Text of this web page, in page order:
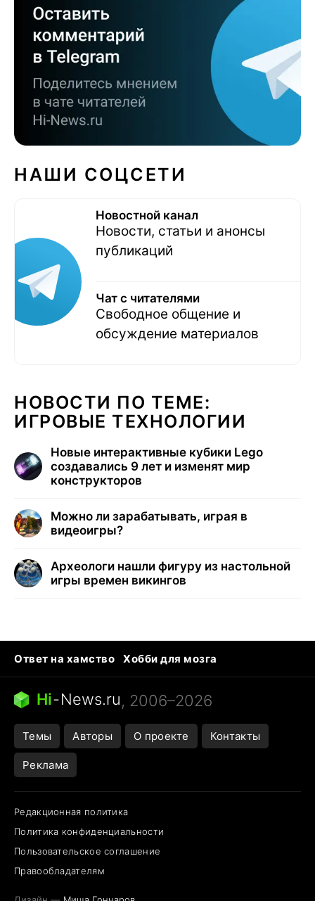
НАШИ СОЦСЕТИ
Новостной канал
Новости, статьи и анонсы
публикаций
Чат с читателями
Свободное общение и
обсуждение материалов
НОВОСТИ ПО ТЕМЕ:
ИГРОВЫЕ ТЕХНОЛОГИИ
Новые интерактивные кубики Lego
создавались 9 лет и изменят мир
конструкторов
Можно ли зарабатывать, играя в
видеоигры?
Археологи нашли фигуру из настольной
игры времен викингов
Ответ на хамство
Хобби для мозга
Бензин 100 и 95
Тунцы в океанариуме
Следующая пандемия
Hi-News.ru, 2006–2026
Темы Авторы О проекте Контакты
Реклама
Редакционная политика
Политика конфиденциальности
Пользовательское соглашение
Правообладателям